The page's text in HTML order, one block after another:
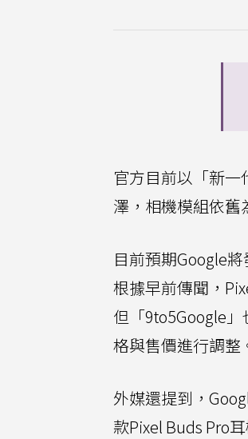
官方目前以「新
澤，相機模組依舊
目前預期Google將
根據早前傳聞，
但「9to5Google
格與售價進行調整
外媒還提到，
款Pixel Buds Pro